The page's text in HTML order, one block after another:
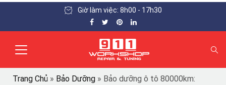
Giờ làm việc: 8h00 - 17h30
Trang Chủ » Bảo Dưỡng » Bảo dưỡng ô tô 80000km: